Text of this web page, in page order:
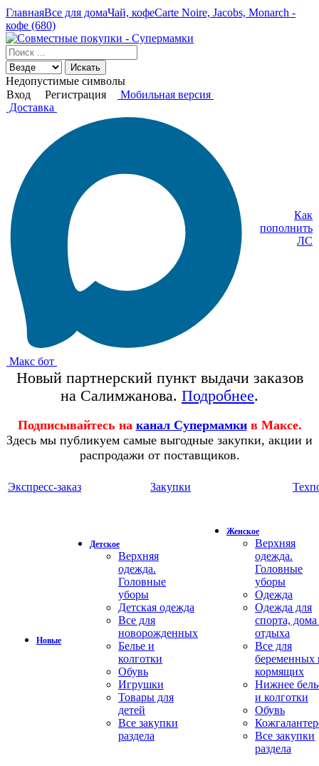
ГлавнаяВсе для домаЧай, кофеCarte Noire, Jacobs, Monarch -
кофе (680)
Искать
Недопустимые символы
Вход
Регистрация
Мобильная версия
Доставка
Макс бот
Как
пополнить
ЛС
Новый партнерский пункт выдачи заказов
на Салимжанова. Подробнее.
Подписывайтесь на канал Супермамки в Максе.
Здесь мы публикуем самые выгодные закупки, акции и
распродажи от поставщиков.
Экспресс-заказ Закупки
Новые
Детское
Верхняя
одежда.
Головные
уборы
Детская одежда
Все для
новорожденных
Белье и
колготки
Обувь
Игрушки
Товары для
детей
Все закупки
раздела
Женское
Верхняя
одежда.
Головные
уборы
Одежда
Одежда для
спорта,
отдыха
Все для
беременных
кормящих
Нижнее
и колготки
Обувь
Все закупки
раздела